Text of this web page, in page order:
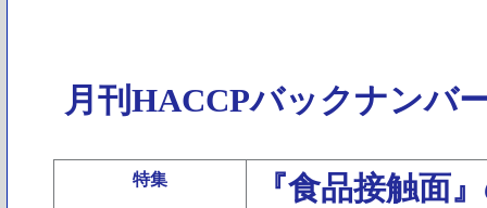
月刊HACCPバックナンバ
特集
『食品接触面